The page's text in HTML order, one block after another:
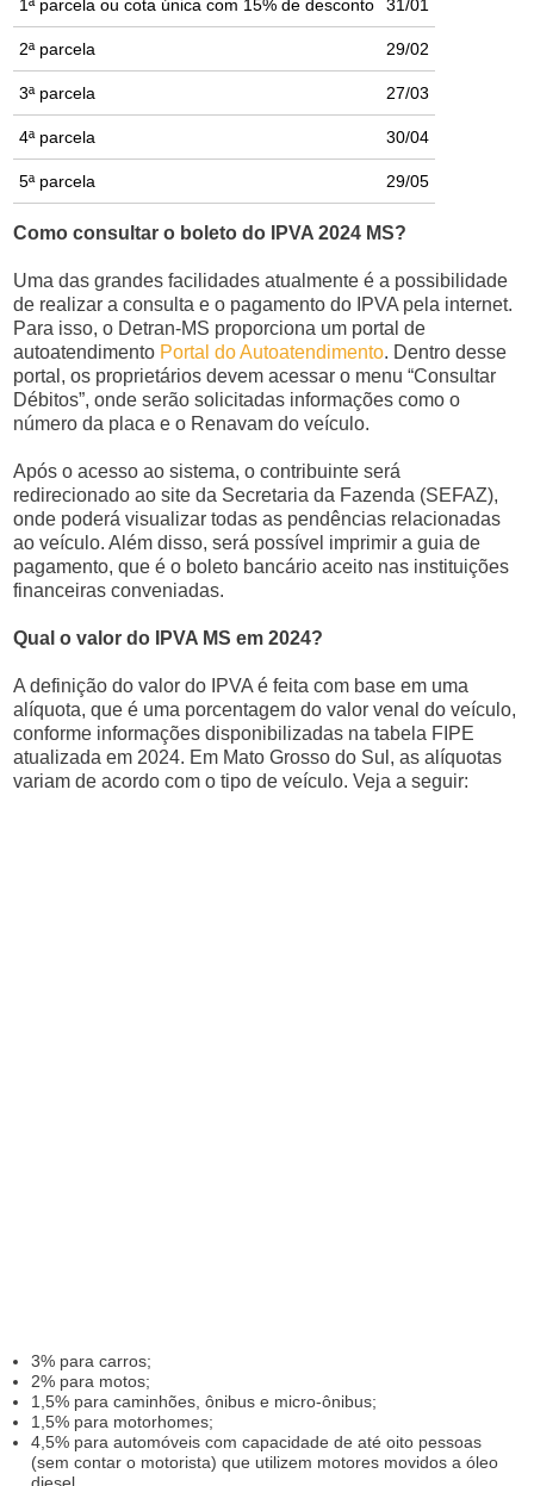
1ª parcela ou cota única com 15% de desconto 31/01
2ª parcela 29/02
3ª parcela 27/03
4ª parcela 30/04
5ª parcela 29/05
Como consultar o boleto do IPVA 2024 MS?
Uma das grandes facilidades atualmente é a possibilidade
de realizar a consulta e o pagamento do IPVA pela internet.
Para isso, o Detran-MS proporciona um portal de
autoatendimento Portal do Autoatendimento. Dentro desse
portal, os proprietários devem acessar o menu “Consultar
Débitos”, onde serão solicitadas informações como o
número da placa e o Renavam do veículo.
Após o acesso ao sistema, o contribuinte será
redirecionado ao site da Secretaria da Fazenda (SEFAZ),
onde poderá visualizar todas as pendências relacionadas
ao veículo. Além disso, será possível imprimir a guia de
pagamento, que é o boleto bancário aceito nas instituições
financeiras conveniadas.
Qual o valor do IPVA MS em 2024?
A definição do valor do IPVA é feita com base em uma
alíquota, que é uma porcentagem do valor venal do veículo,
conforme informações disponibilizadas na tabela FIPE
atualizada em 2024. Em Mato Grosso do Sul, as alíquotas
variam de acordo com o tipo de veículo. Veja a seguir:
3% para carros;
2% para motos;
1,5% para caminhões, ônibus e micro-ônibus;
1,5% para motorhomes;
4,5% para automóveis com capacidade de até oito pessoas
(sem contar o motorista) que utilizem motores movidos a óleo